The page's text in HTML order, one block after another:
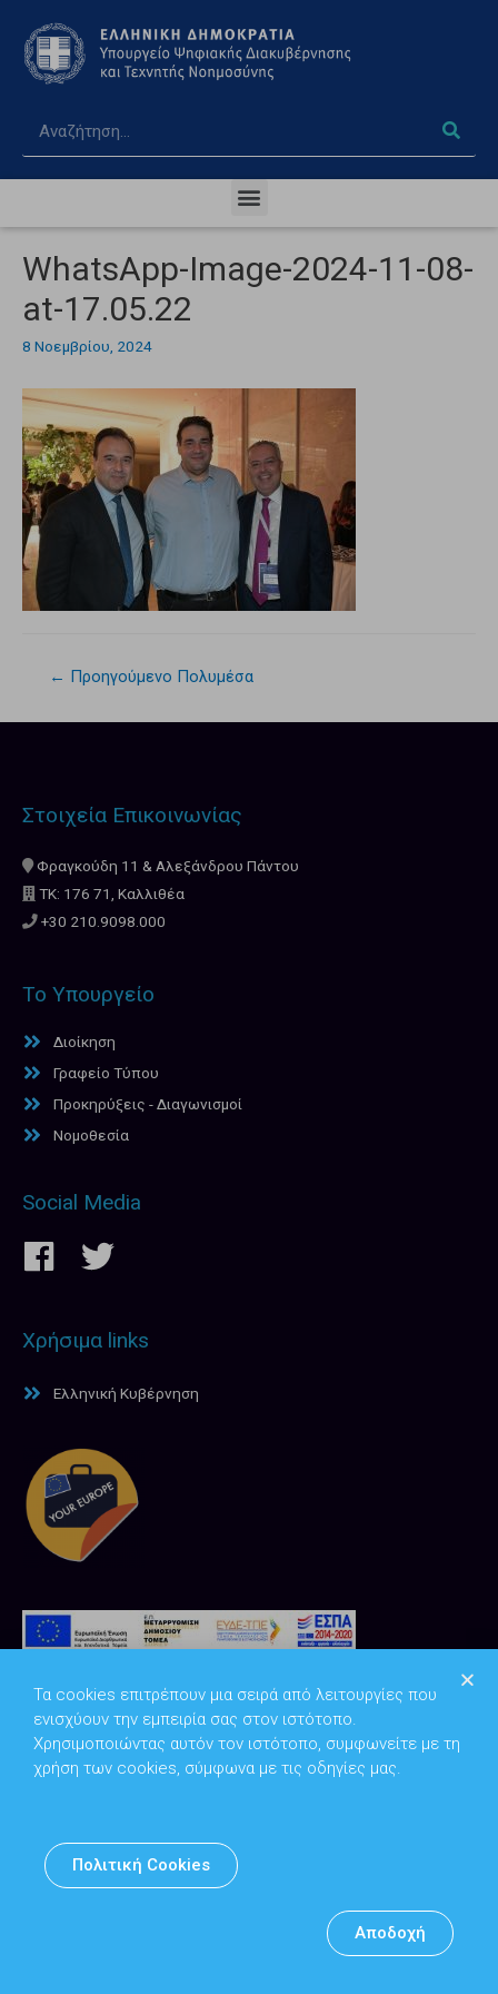
WhatsApp-Image-2024-11-08-
at-17.05.22
8 Νοεμβρίου, 2024
← Προηγούμενο Πολυμέσα
Στοιχεία Επικοινωνίας
Φραγκούδη 11 & Αλεξάνδρου Πάντου
ΤΚ: 176 71, Καλλιθέα
+30 210.9098.000
Το Υπουργείο
Διοίκηση
Γραφείο Τύπου
Προκηρύξεις - Διαγωνισμοί
Νομοθεσία
Social Media
Χρήσιμα links
Ελληνική Κυβέρνηση
Copyright © 2026Υπουργείο Ψηφιακής Διακυβέρνησης
Υπεύθυνος DPO: Θανάσης Κοσμόπουλος | dpo@mindigital.gr
Τα cookies επιτρέπουν μια σειρά από λειτουργίες που
ενισχύουν την εμπειρία σας στον ιστότοπο.
Χρησιμοποιώντας αυτόν τον ιστότοπο, συμφωνείτε με τη
χρήση των cookies, σύμφωνα με τις οδηγίες μας.
Πολιτική Cookies
Αποδοχή